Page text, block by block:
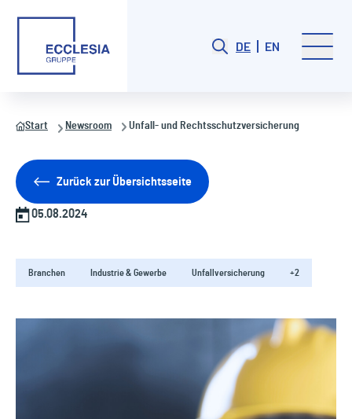
DE EN
Start Newsroom Unfall- und Rechtsschutzversicherung
Zurück zur Übersichtsseite
05.08.2024
Branchen Industrie & Gewerbe Unfallversicherung +2